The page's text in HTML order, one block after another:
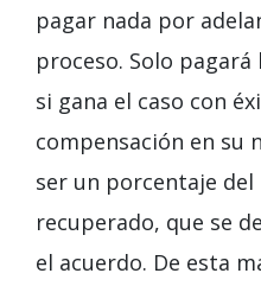
pagar nada por
proceso. Solo
si gana el caso con
compensación en su
ser un porcentaje
recuperado, que se
el acuerdo. De esta